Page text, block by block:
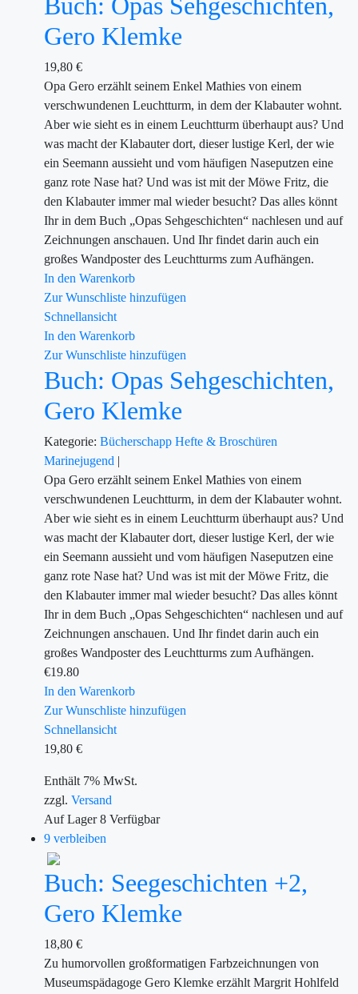
Gero Klemke
19,80 €
Opa Gero erzählt seinem Enkel Mathies von einem
verschwundenen Leuchtturm, in dem der Klabauter wohnt.
Aber wie sieht es in einem Leuchtturm überhaupt aus? Und
was macht der Klabauter dort, dieser lustige Kerl, der wie
ein Seemann aussieht und vom häufigen Naseputzen eine
ganz rote Nase hat? Und was ist mit der Möwe Fritz, die
den Klabauter immer mal wieder besucht? Das alles könnt
Ihr in dem Buch „Opas Sehgeschichten“ nachlesen und auf
Zeichnungen anschauen. Und Ihr findet darin auch ein
großes Wandposter des Leuchtturms zum Aufhängen.
In den Warenkorb
Zur Wunschliste hinzufügen
Schnellansicht
In den Warenkorb
Zur Wunschliste hinzufügen
Buch: Opas Sehgeschichten,
Gero Klemke
Kategorie: Bücherschapp Hefte & Broschüren
Marinejugend |
Opa Gero erzählt seinem Enkel Mathies von einem
verschwundenen Leuchtturm, in dem der Klabauter wohnt.
Aber wie sieht es in einem Leuchtturm überhaupt aus? Und
was macht der Klabauter dort, dieser lustige Kerl, der wie
ein Seemann aussieht und vom häufigen Naseputzen eine
ganz rote Nase hat? Und was ist mit der Möwe Fritz, die
den Klabauter immer mal wieder besucht? Das alles könnt
Ihr in dem Buch „Opas Sehgeschichten“ nachlesen und auf
Zeichnungen anschauen. Und Ihr findet darin auch ein
großes Wandposter des Leuchtturms zum Aufhängen.
€19.80
In den Warenkorb
Zur Wunschliste hinzufügen
Schnellansicht
19,80 €
Enthält 7% MwSt.
zzgl. Versand
Auf Lager8 Verfügbar
9 verbleiben
Buch: Seegeschichten +2,
Gero Klemke
18,80 €
Zu humorvollen großformatigen Farbzeichnungen von
Museumspädagoge Gero Klemke erzählt Margrit Hohlfeld